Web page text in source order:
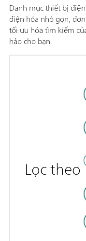
Danh mục thiết bị
điện hóa nhỏ gọn,
tối ưu hóa tìm kiếm
hảo cho bạn.
Lọc theo